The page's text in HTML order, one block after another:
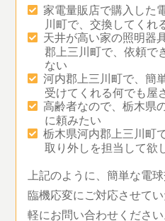
家電量販店で購入した
川町で、交換してくれ
天井が高い家の照明器
郡上三川町で、依頼で
ない
河内郡上三川町で、簡
受けてくれる何でも屋
高齢者なので、栃木県
に頼みたい
栃木県河内郡上三川町
取り外しを担当して欲
上記のように、簡単な電
臨機応変にご対応させて
軽にお問い合わせください